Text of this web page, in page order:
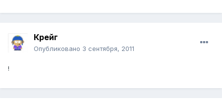
Крейг
Опубликовано 3 сентября, 2011
!